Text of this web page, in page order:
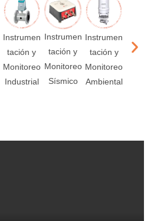
Instrumen
tación y
Monitoreo
Industrial
Instrumen
tación y
Monitoreo
Sísmico
Instrumen
tación y
Monitoreo
Ambiental